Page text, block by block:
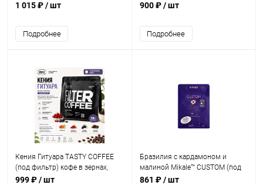
упак. 100 г.
1 015 ₽/ шт
Подробнее
900 ₽/ шт
Подробнее
Кения Гитуара TASTY COFFEE
(под фильтр) кофе в зернах,
упак. 250 г.
999 ₽/ шт
Бразилия с кардамоном и
малиной Mikale™ CUSTOM (под
фильтр) кофе в зернах, упак.
861 ₽/ шт